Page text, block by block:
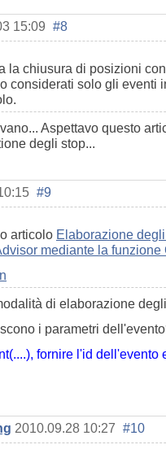
15:09 #8
la chiusura di posizioni
considerati solo gli eventi
Aspettavo questo
degli stop...
#9
articolo Elaborazione
mediante la funzione
di elaborazione
i parametri
fornire l'id dell'evento
2010.09.28 10:27 #10